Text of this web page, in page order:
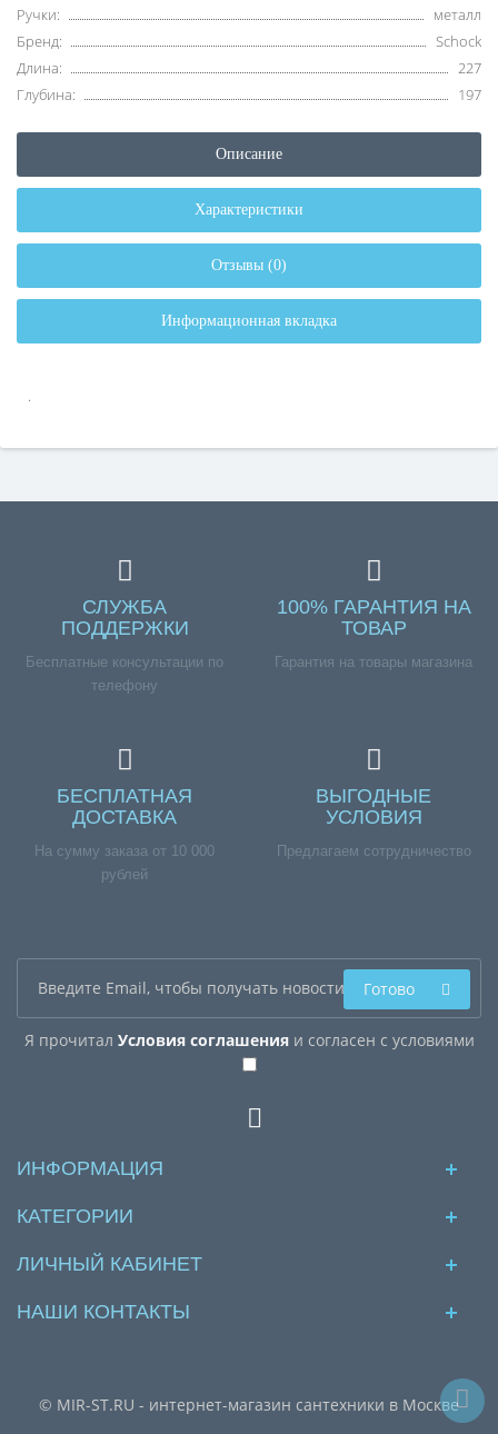
Ручки:
металл
Бренд:
Schock
Длина:
227
Глубина:
197
Описание
Характеристики
Отзывы (0)
Информационная вкладка
.
СЛУЖБА
ПОДДЕРЖКИ
Бесплатные консультации по
телефону
100% ГАРАНТИЯ НА
ТОВАР
Гарантия на товары магазина
БЕСПЛАТНАЯ
ДОСТАВКА
На сумму заказа от 10 000
рублей
ВЫГОДНЫЕ
УСЛОВИЯ
Предлагаем сотрудничество
Я прочитал Условия соглашенияи согласен с условиями
Готово
ИНФОРМАЦИЯ
КАТЕГОРИИ
ЛИЧНЫЙ КАБИНЕТ
НАШИ КОНТАКТЫ
© MIR-ST.RU - интернет-магазин сантехники в Москве